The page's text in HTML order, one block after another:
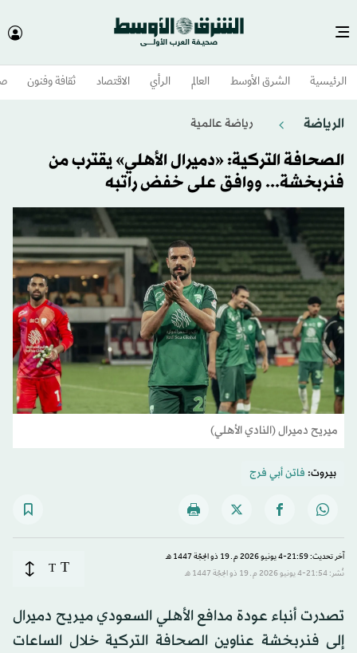
الرئيسية الشرق الأوسط​ العالم الرأي الاقتصاد ثقافة وفنون
الرياضة رياضة عالمية
الصحافة التركية: «دميرال الأهلي» يقترب من
فنربخشة... ووافق على خفض راتبه
ميريح دميرال (النادي الأهلي)
بيروت: فاتن أبي فرج
آخر تحديث: 21:59-4 يونيو 2026 م ـ 19 ذو الحِجّة 1447 هـ
نُشر: 21:54-4 يونيو 2026 م ـ 19 ذو الحِجّة 1447 هـ
T
T
تصدرت أنباء عودة مدافع الأهلي السعودي ميريح دميرال
إلى فنربخشة عناوين الصحافة التركية خلال الساعات